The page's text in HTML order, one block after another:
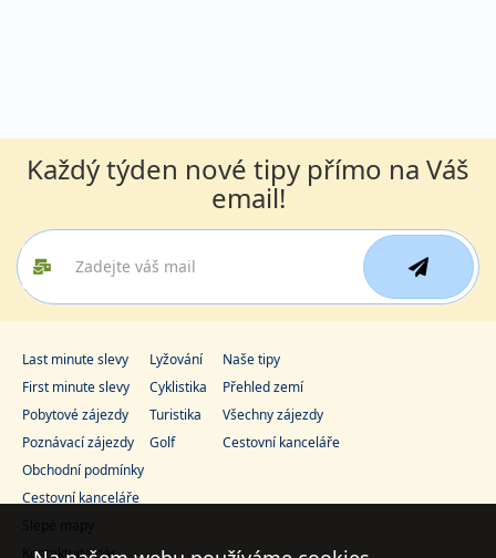
Každý týden nové tipy přímo na Váš
email!
Last minute slevy
First minute slevy
Pobytové zájezdy
Poznávací zájezdy
Lyžování
Cyklistika
Turistika
Golf
Naše tipy
Přehled zemí
Všechny zájezdy
Cestovní kanceláře
Obchodní podmínky
Cestovní kanceláře
Slepé mapy
Kontaktujte nás